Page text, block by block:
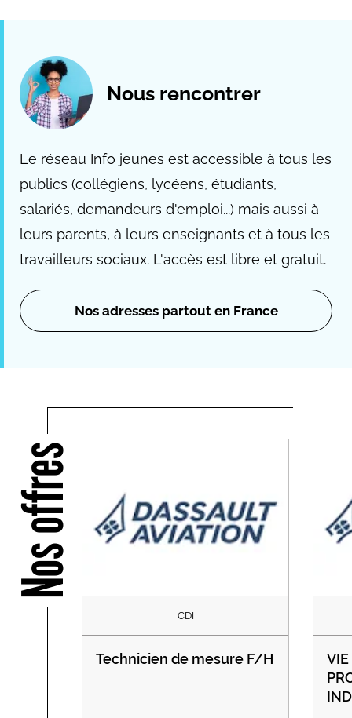
Nous rencontrer
Le réseau Info jeunes est accessible à tous les
publics (collégiens, lycéens, étudiants,
salariés, demandeurs d'emploi...) mais aussi à
leurs parents, à leurs enseignants et à tous les
travailleurs sociaux. L'accès est libre et gratuit.
Nos adresses partout en France
Nos offres
CDI
Technicien de mesure F/H